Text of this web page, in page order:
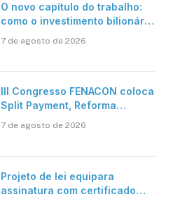
O novo capítulo do trabalho:
como o investimento bilionário
a verdadeira era da
7 de agosto de 2026
III Congresso FENACON coloca
Split Payment, Reforma
debates
7 de agosto de 2026
Projeto de lei equipara
assinatura com certificado